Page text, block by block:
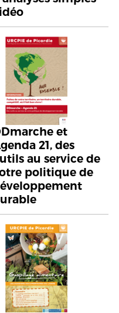
et
21, des
au service de
politique de